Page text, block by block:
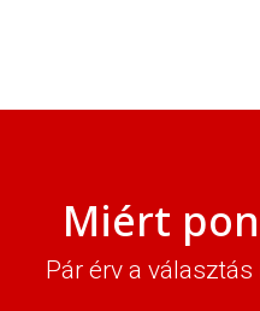
Miért
Pár érv a